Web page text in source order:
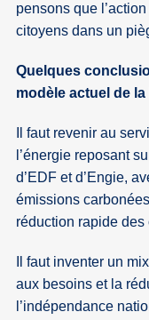
pensons que
citoyens dans un
Quelques
modèle actuel de la
Il faut revenir au
l’énergie reposant
d’EDF et d’Engie,
émissions
réduction rapide
Il faut inventer un
aux besoins et la
l’indépendance